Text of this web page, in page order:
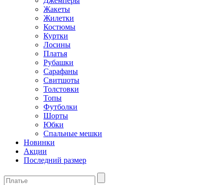
Жакеты
Жилетки
Костюмы
Куртки
Лосины
Платья
Рубашки
Сарафаны
Свитшоты
Толстовки
Топы
Футболки
Шорты
Юбки
Спальные мешки
Новинки
Акции
Последний размер